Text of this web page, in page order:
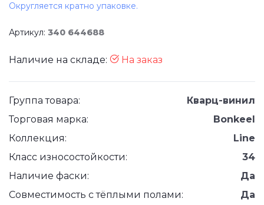
Округляется кратно упаковке.
Артикул: 340 644688
Наличие на складе: На заказ
Группа товара:
Кварц-винил
Торговая марка:
Bonkeel
Коллекция:
Line
Класс износостойкости:
34
Наличие фаски:
Да
Совместимость с тёплыми полами:
Да